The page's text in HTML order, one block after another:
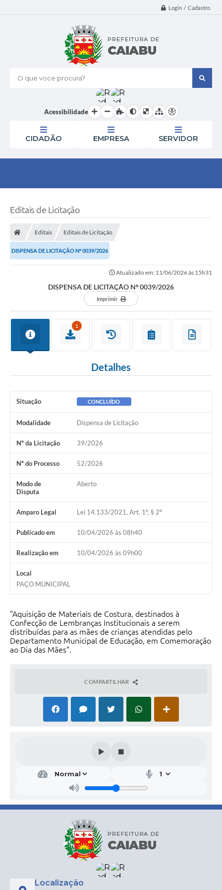
Login / Cadastro
O que voce procura?
Acessibilidade
CIDADÃO EMPRESA SERVIDOR
Editais de Licitação
Editais Editais de Licitação
DISPENSA DE LICITAÇÃO Nº 0039/2026
Atualizado em: 11/06/2026 às 15h31
DISPENSA DE LICITAÇÃO Nº 0039/2026
Imprimir
1
Detalhes
Situação CONCLUÍDO
Modalidade Dispensa de Licitação
Nº da Licitação 39/2026
Nº do Processo 52/2026
Modo de
Disputa
Aberto
Amparo Legal Lei 14.133/2021, Art. 1º, § 2º
Publicado em 10/04/2026 às 08h40
Realização em 10/04/2026 às 09h00
Local
PAÇO MUNICIPAL
"Aquisição de Materiais de Costura, destinados à
Confecção de Lembranças Institucionais a serem
distribuídas para as mães de crianças atendidas pelo
Departamento Municipal de Educação, em Comemoração
ao Dia das Mães".
COMPARTILHAR
Localização